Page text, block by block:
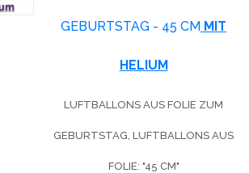
GEBURTSTAG - 45 CM MIT
HELIUM
LUFTBALLONS AUS FOLIE ZUM
GEBURTSTAG, LUFTBALLONS AUS
FOLIE: "45 CM"